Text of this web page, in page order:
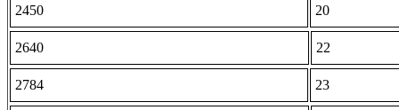
2450 20
2640 22
2784 23